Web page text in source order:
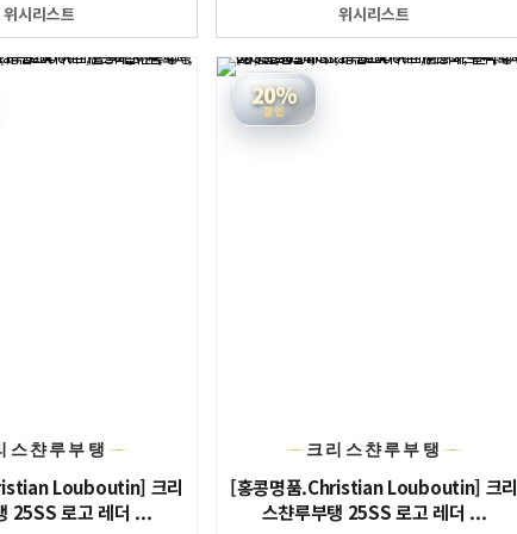
위시리스트 위시리스트
스챤루부탱
Louboutin] 크리
25SS 로고 레더 ...
20%
할인
크리스챤루부탱
[홍콩명품.Christian Louboutin] 크리
스챤루부탱 25SS 로고 레더 ...